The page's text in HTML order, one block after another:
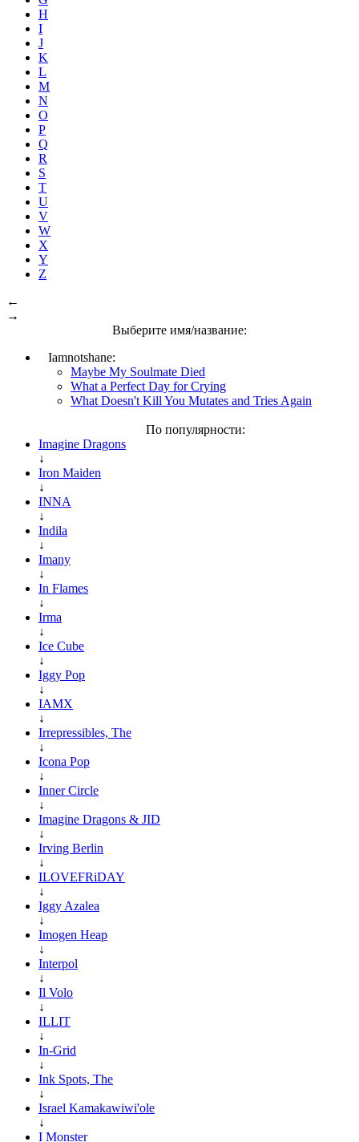
H
I
J
K
L
M
N
O
P
Q
R
S
T
U
V
W
X
Y
Z
←
→
Выберите имя/название:
Iamnotshane:
Maybe My Soulmate Died
What a Perfect Day for Crying
What Doesn't Kill You Mutates and Tries Again
По популярности:
Imagine Dragons
↓
Iron Maiden
↓
INNA
↓
Indila
↓
Imany
↓
In Flames
↓
Irma
↓
Ice Cube
↓
Iggy Pop
↓
IAMX
↓
Irrepressibles, The
↓
Icona Pop
↓
Inner Circle
↓
Imagine Dragons & JID
↓
Irving Berlin
↓
ILOVEFRiDAY
↓
Iggy Azalea
↓
Imogen Heap
↓
Interpol
↓
Il Volo
↓
ILLIT
↓
In-Grid
↓
Ink Spots, The
↓
Israel Kamakawiwi'ole
↓
I Monster